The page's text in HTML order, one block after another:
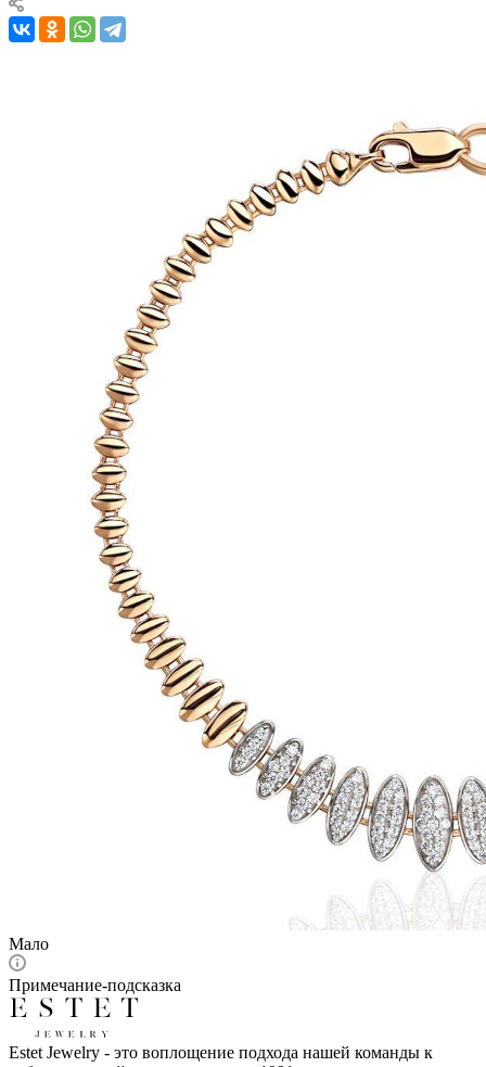
Мало
Примечание-подсказка
Estet Jewelry - это воплощение подхода нашей команды к